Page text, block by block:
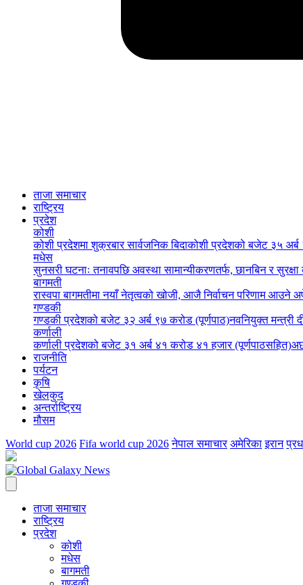
ताजा समाचार
राष्ट्रिय
प्रदेश
कोशी
कोशी प्रदेशमा शुक्रबार सार्वजनिक बिदाकोशी प्रदेशको बजेट ३५ अर्ब
मधेस
सुनसरी घटनाः तनावपछि अवस्था सामान्यीकरणतर्फ, छानबिन र
बागमती
रास्वपा बागमतीमा नयाँ नेतृत्वको खोजी, आजै निर्वाचन परिणाम आउने
गण्डकी
गण्डकी प्रदेशको बजेट ३२ अर्ब ९७ करोड (पूर्णपाठ)नवनियुक्त मन्त्री
कर्णाली
कर्णाली प्रदेशको बजेट ३१ अर्ब ४१ करोड ४१ हजार (पूर्णपाठसहित)
राजनीति
पर्यटन
कृषि
खेलकुद
अन्तर्राष्ट्रिय
मौसम
World cup 2026 Fifa world cup 2026 नेपाल समाचार अमेरिका इरान
ताजा समाचार
राष्ट्रिय
प्रदेश
कोशी
मधेस
बागमती